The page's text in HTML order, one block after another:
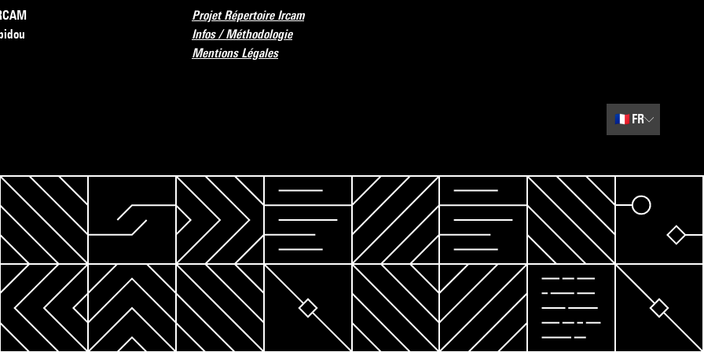
Projet Répertoire Ircam
Infos / Méthodologie
Mentions Légales
🇫🇷 FR